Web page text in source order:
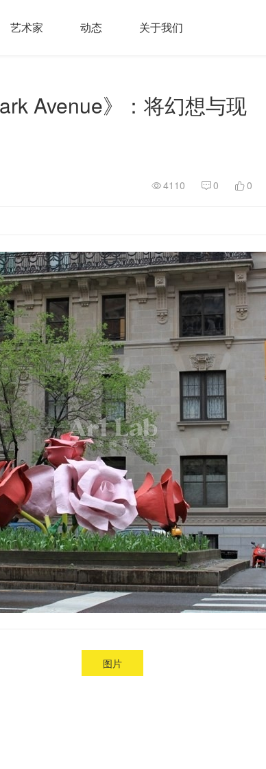
艺术家 动态 关于我们
Avenue》：将幻想与现
4110 0 0
图片